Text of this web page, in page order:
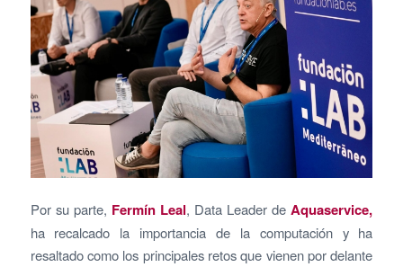
Por su parte, Fermín Leal, Data Leader deAquaservice,
ha recalcado la importancia de la computación y ha
resaltado como los principales retos que vienen por delante